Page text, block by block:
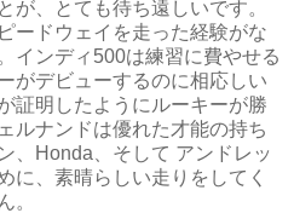
が、とても待ち遠しいです。
ードウェイを走った経験がな
インディ500は練習に費やせる
がデビューするのに相応しい
証明したようにルーキーが勝
ルナンドは優れた才能の持ち
、Honda、そして アンドレッ
に、素晴らしい走りをしてく
。